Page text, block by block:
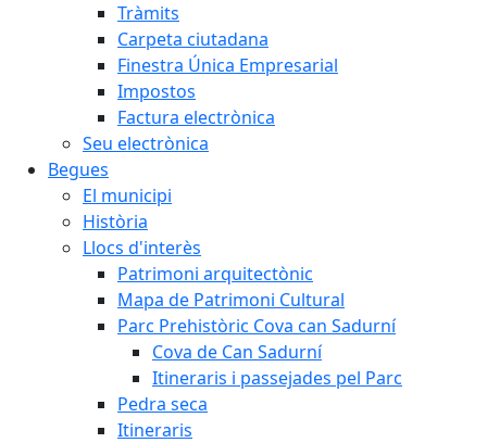
Tràmits
Carpeta ciutadana
Finestra Única Empresarial
Impostos
Factura electrònica
Seu electrònica
Begues
El municipi
Història
Llocs d'interès
Patrimoni arquitectònic
Mapa de Patrimoni Cultural
Parc Prehistòric Cova can Sadurní
Cova de Can Sadurní
Itineraris i passejades pel Parc
Pedra seca
Itineraris